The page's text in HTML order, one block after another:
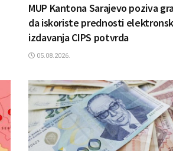
MUP Kantona Sarajevo poziva
da iskoriste prednosti
izdavanja CIPS potvrda
05.08.2026.